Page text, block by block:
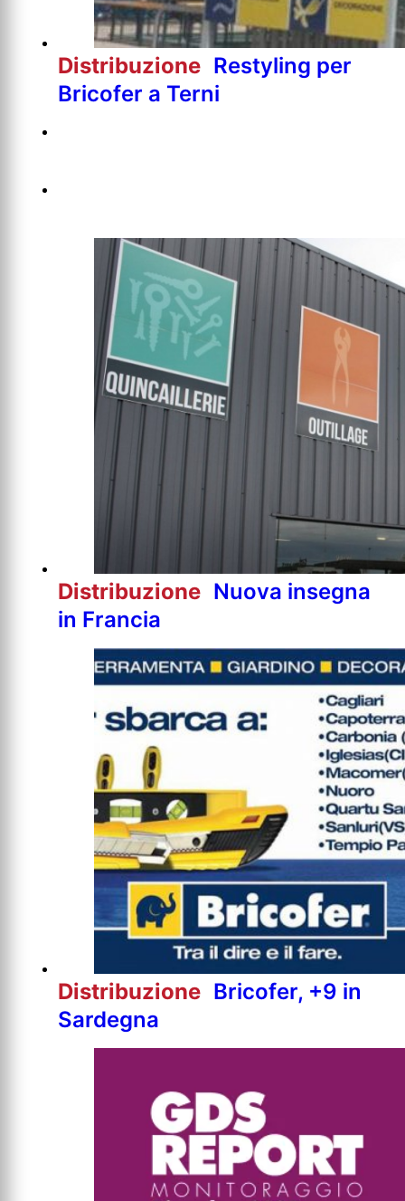
Distribuzione Restyling per
Bricofer a Terni
Distribuzione Nuova insegna
in Francia
Distribuzione Bricofer, +9 in
Sardegna